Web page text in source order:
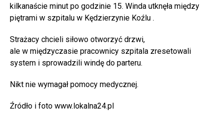
kilkanaście minut po godzinie 15. Winda utknęła między
piętrami w szpitalu w Kędzierzynie Koźlu .
Strażacy chcieli siłowo otworzyć drzwi,
ale w międzyczasie pracownicy szpitala zresetowali
system i sprowadzili windę do parteru.
Nikt nie wymagał pomocy medycznej.
Źródło i foto www.lokalna24.pl